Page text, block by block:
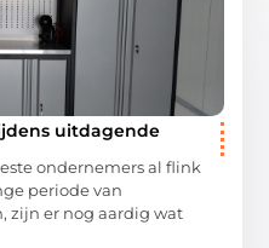
uitdagende
ondernemers al flink
periode van
zijn er nog aardig wat